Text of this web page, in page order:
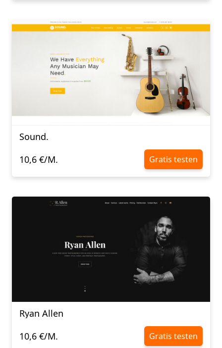
Sound.
10,6 €/M.
Gratis testen
Ryan Allen
10,6 €/M.
Gratis testen